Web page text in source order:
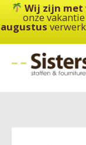
Wij zijn met
onze
augustus
de
inhoud